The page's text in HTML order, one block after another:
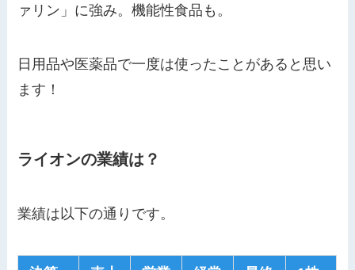
ァリン」に強み。機能性食品も。
日用品や医薬品で一度は使ったことがあると思い
ます！
ライオンの業績は？
業績は以下の通りです。